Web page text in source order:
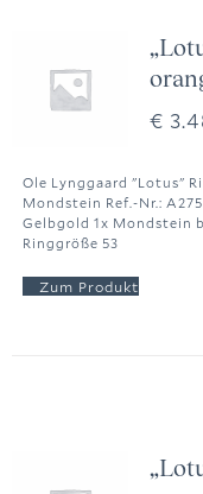
€
Ole Lynggaard "Lotus"
Mondstein Ref.-Nr.:
Gelbgold 1x Mondstein
Ringgröße 53